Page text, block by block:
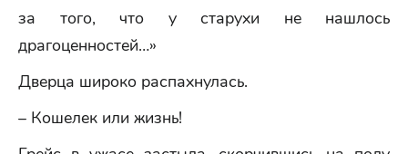
за того, что у старухи не нашлось
драгоценностей…»
Дверца широко распахнулась.
– Кошелек или жизнь!